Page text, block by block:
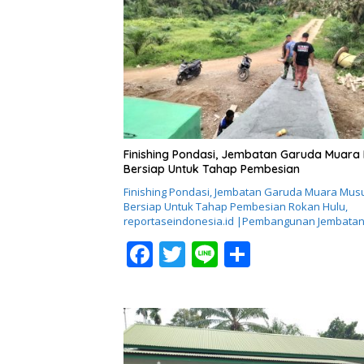
b
o
o
k
er e
Finishing Pondasi, Jembatan Garuda Muara
Bersiap Untuk Tahap Pembesian
Finishing Pondasi, Jembatan Garuda Muara
Bersiap Untuk Tahap Pembesian ​Rokan Hulu,
reportaseindonesia.id |Pembangunan
F
e
b
T
itt
er
Li
e ar
e